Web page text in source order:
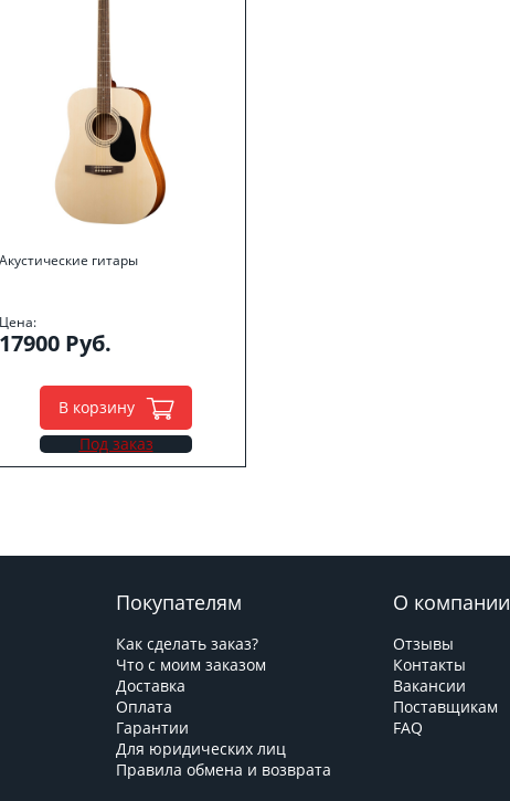
Акустические гитары
Цена:
17900 Руб.
В корзину
Под заказ
Покупателям
Как сделать заказ?
Что с моим заказом
Доставка
Оплата
Гарантии
Для юридических лиц
Правила обмена и возврата
О компании
Отзывы
Контакты
Вакансии
Поставщикам
FAQ